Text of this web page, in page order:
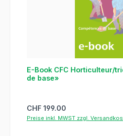
E-Book CFC Horticulteur/
de base»
Regulärer Preis:
CHF 199.00
Preise inkl. MWST zzgl.